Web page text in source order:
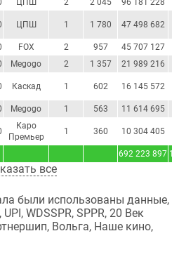
692 223 897
ЦПШ 1 1 780 47 498 682
FOX 2 957 45 707 127
Megogo 2 1 357 21 989 216
Каскад 1 602 16 145 572
Megogo 1 563 11 614 695
Каро
Премьер
1 360 10 304 405
все
были использованы данные,
WDSSPR, SPPR, 20 Век
Вольга, Наше кино,